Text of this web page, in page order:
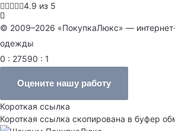
4.9 из 5
© 2009–2026 «ПокупкаЛюкс» —
одежды
0 : 27590 : 1
Оцените нашу работу
Короткая ссылка
Короткая ссылка скопирована в буфер